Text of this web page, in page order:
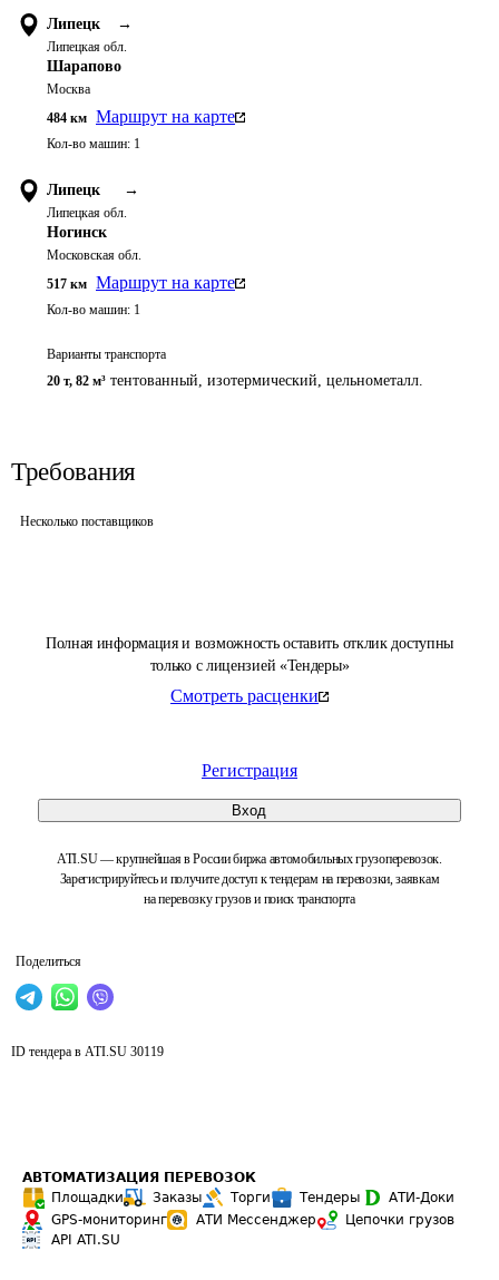
Полная информация и возможность оставить отклик доступны
только с лицензией «Тендеры»
Смотреть расценки
Регистрация
Вход
ATI.SU — крупнейшая в России биржа автомобильных грузоперевозок.
Зарегистрируйтесь и получите доступ к тендерам на перевозки, заявкам
на перевозку грузов и поиск транспорта
Поделиться
Липецк →
Липецкая обл.
Шарапово
Москва
484 км Маршрут на карте
Кол-во машин: 1
Липецк →
Липецкая обл.
Ногинск
Московская обл.
517 км Маршрут на карте
Кол-во машин: 1
Варианты транспорта
20 т, 82 м³ тентованный, изотермический, цельнометалл.
Требования
Несколько поставщиков
ID тендера в ATI.SU 30119
АВТОМАТИЗАЦИЯ ПЕРЕВОЗОК
Площадки
Заказы Торги Тендеры
АТИ-Доки
GPS-мониторинг
АТИ Мессенджер
Цепочки грузов
API ATI.SU